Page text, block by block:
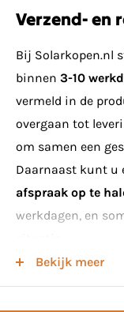
Flatfix
1007031
Flatfix
1007041
Flatfix
1007196
Flatfix
Flatfix
1700
1007210 Flatfix
1007227
Flatfix
100808
Verzend- en
Bij Solarkopen.nl
binnen 3-10
vermeld in de
overgaan tot
om samen een
Daarnaast kunt u
afspraak op te
werkdagen, en
Minimumeisen
Bekijk meer